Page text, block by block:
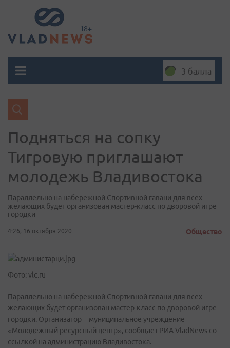
3 балла
Подняться на сопку
Тигровую приглашают
молодежь Владивостока
Параллельно на набережной Спортивной гавани для всех
желающих будет организован мастер-класс по дворовой игре
городки
4:26, 16 октября 2020 Общество
Фото: vlc.ru
Параллельно на набережной Спортивной гавани для всех
желающих будет организован мастер-класс по дворовой игре
городки. Организатор – муниципальное учреждение
«Молодежный ресурсный центр», сообщает РИА VladNews со
ссылкой на администрацию Владивостока.